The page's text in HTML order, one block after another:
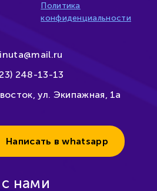
Политика
конфиденциальности
248-13-13
ул. Экипажная, 1а
Написать в whatsapp
с нами